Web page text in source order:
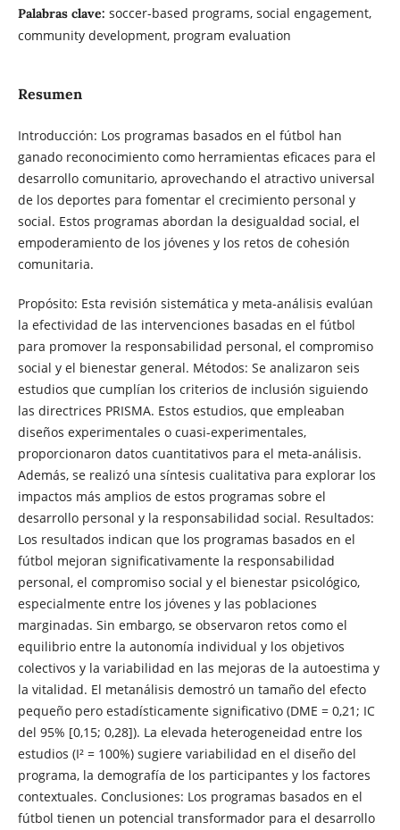
Palabras clave: soccer-based programs, social engagement,
community development, program evaluation
Resumen
Introducción: Los programas basados en el fútbol han
ganado reconocimiento como herramientas eficaces para el
desarrollo comunitario, aprovechando el atractivo universal
de los deportes para fomentar el crecimiento personal y
social. Estos programas abordan la desigualdad social, el
empoderamiento de los jóvenes y los retos de cohesión
comunitaria.
Propósito: Esta revisión sistemática y meta-análisis evalúan
la efectividad de las intervenciones basadas en el fútbol
para promover la responsabilidad personal, el compromiso
social y el bienestar general. Métodos: Se analizaron seis
estudios que cumplían los criterios de inclusión siguiendo
las directrices PRISMA. Estos estudios, que empleaban
diseños experimentales o cuasi-experimentales,
proporcionaron datos cuantitativos para el meta-análisis.
Además, se realizó una síntesis cualitativa para explorar los
impactos más amplios de estos programas sobre el
desarrollo personal y la responsabilidad social. Resultados:
Los resultados indican que los programas basados en el
fútbol mejoran significativamente la responsabilidad
personal, el compromiso social y el bienestar psicológico,
especialmente entre los jóvenes y las poblaciones
marginadas. Sin embargo, se observaron retos como el
equilibrio entre la autonomía individual y los objetivos
colectivos y la variabilidad en las mejoras de la autoestima y
la vitalidad. El metanálisis demostró un tamaño del efecto
pequeño pero estadísticamente significativo (DME = 0,21; IC
del 95% [0,15; 0,28]). La elevada heterogeneidad entre los
estudios (I² = 100%) sugiere variabilidad en el diseño del
programa, la demografía de los participantes y los factores
contextuales. Conclusiones: Los programas basados en el
fútbol tienen un potencial transformador para el desarrollo